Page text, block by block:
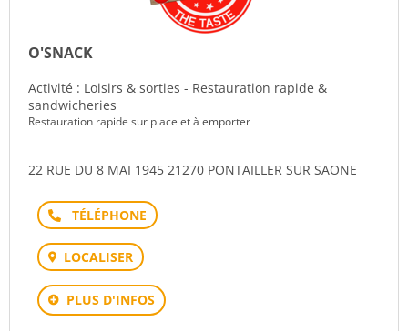
O'SNACK
Activité : Loisirs & sorties - Restauration rapide &
sandwicheries
Restauration rapide sur place et à emporter
22 RUE DU 8 MAI 1945 21270 PONTAILLER SUR SAONE
Téléphone
LOCALISER
PLUS D'INFOS